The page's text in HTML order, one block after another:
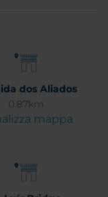
dos Aliados
0.87km
mappa